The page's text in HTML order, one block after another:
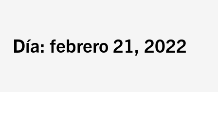
Día: febrero 21, 2022